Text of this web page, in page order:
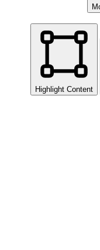
Highlight Content